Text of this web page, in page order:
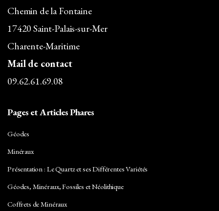
Chemin de la Fontaine
17420 Saint-Palais-sur-Mer
Charente-Maritime
Mail de contact
09.62.61.69.08
Pages et Articles Phares
Géodes
Minéraux
Présentation : Le Quartz et ses Différentes Variétés
Géodes, Minéraux, Fossiles et Néolithique
Coffrets de Minéraux